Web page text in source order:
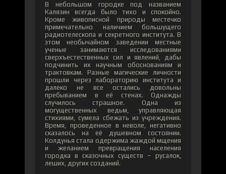
В небольшом городке под названием
Калязин всегда было тихо и спокойно.
Кроме живописной природы местечко
примечательно наличием большущего
радиотелескопа и секретного института. В
этом необычайном заведении местные
ученые занимаются исследованиями
сверхъестественных сил и явлений, дабы
подчинить их научным обоснованиям и
трактовкам. Разные магические личности
прошли через лабораторию института и
далеко не все остались довольны
пребыванием в её стенах. Однажды
случилось страшное. Одна из
могущественных ведьм, управляющая
стихиями, сумела сбежать из учреждения.
Время, проведенное в неволе, негативно
сказалось на её душевном состоянии.
Колдунья стала одержима жаждой мщения
и желанием превращения населения
городка в сказочных существ – русалок,
леших, других созданий.